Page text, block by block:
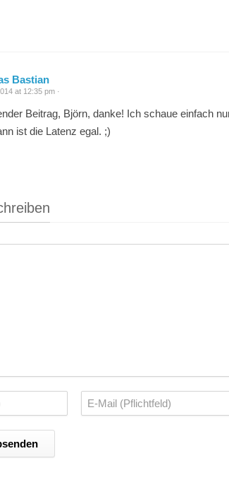
Bastian
at 12:35 pm ·
Beitrag, Björn, danke! Ich schaue einfach
ist die Latenz egal. ;)